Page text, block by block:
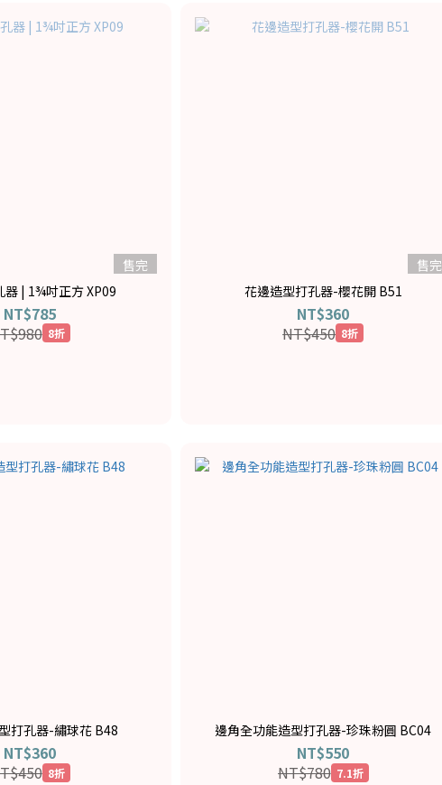
售完
特大型打孔器 | 1¾吋正方 XP09
NT$785
8折
售完
花邊造型打孔器-櫻花開 B51
NT$360
NT$450 8折
打孔器-繡球花 B48
NT$360
8折
邊角全功能造型打孔器-珍珠粉圓 BC04
NT$550
NT$780 7.1折